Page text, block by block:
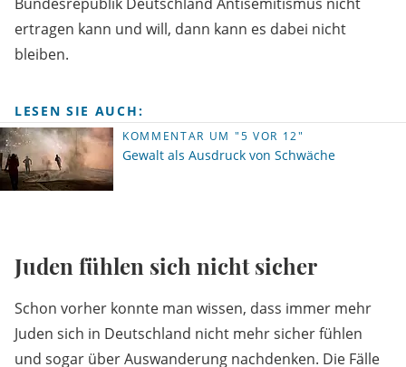
ertragen kann und will, dann kann es dabei nicht
bleiben.
LESEN SIE AUCH:
KOMMENTAR UM "5 VOR 12"
Gewalt als Ausdruck von Schwäche
Juden fühlen sich nicht sicher
Schon vorher konnte man wissen, dass immer mehr
Juden sich in Deutschland nicht mehr sicher fühlen
und sogar über Auswanderung nachdenken. Die Fälle